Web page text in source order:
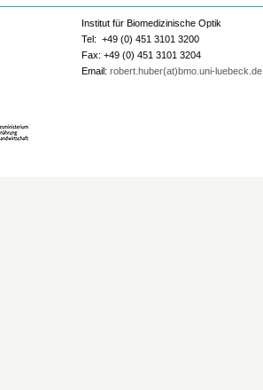
Institut für Biomedizinische Optik
Tel: +49 (0) 451 3101 3200
Fax: +49 (0) 451 3101 3204
Email: robert.huber(at)bmo.uni-luebeck.de